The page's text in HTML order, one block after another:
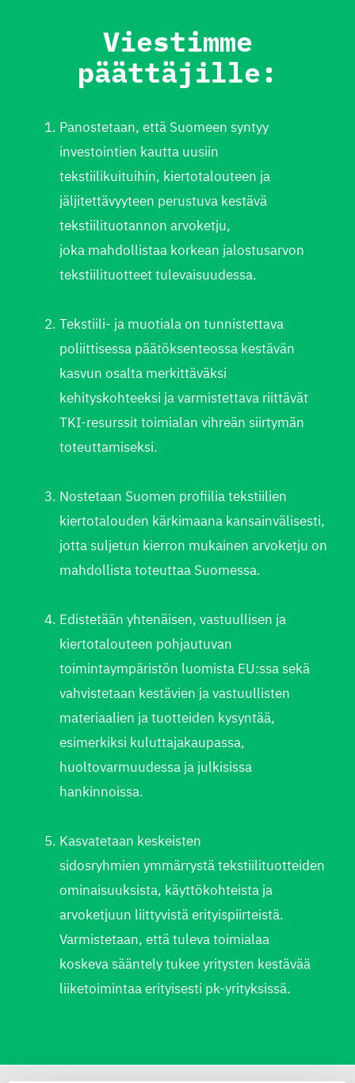
Viestimme
päättäjille:
Panostetaan, että Suomeen syntyy
investointien kautta uusiin
tekstiilikuituihin, kiertotalouteen ja
jäljitettävyyteen perustuva kestävä
tekstiilituotannon arvoketju,
joka mahdollistaa korkean jalostusarvon
tekstiilituotteet tulevaisuudessa.​
Tekstiili- ja muotiala on tunnistettava
poliittisessa päätöksenteossa kestävän
kasvun osalta merkittäväksi
kehityskohteeksi ja varmistettava riittävät
TKI-resurssit toimialan vihreän siirtymän
toteuttamiseksi.​
Nostetaan Suomen profiilia tekstiilien
kiertotalouden kärkimaana kansainvälisesti,
jotta suljetun kierron mukainen arvoketju on
mahdollista toteuttaa Suomessa.
Edistetään yhtenäisen, vastuullisen ja
kiertotalouteen pohjautuvan
toimintaympäristön luomista EU:ssa sekä
vahvistetaan kestävien ja vastuullisten
materiaalien ja tuotteiden kysyntää,
esimerkiksi kuluttajakaupassa,
huoltovarmuudessa ja julkisissa
hankinnoissa.​
Kasvatetaan keskeisten
sidosryhmien ymmärrystä tekstiilituotteiden
ominaisuuksista, käyttökohteista ja
arvoketjuun liittyvistä erityispiirteistä.
Varmistetaan, että tuleva toimialaa
koskeva sääntely tukee yritysten kestävää
liiketoimintaa erityisesti pk-yrityksissä.